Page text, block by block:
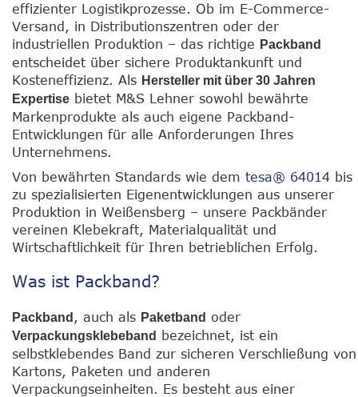
effizienter Logistikprozesse. Ob im E-Commerce-
Versand, in Distributionszentren oder der
industriellen Produktion – das richtige Packband
entscheidet über sichere Produktankunft und
Kosteneffizienz. Als Hersteller mit über 30 Jahren
Expertise bietet M&S Lehner sowohl bewährte
Markenprodukte als auch eigene Packband-
Entwicklungen für alle Anforderungen Ihres
Unternehmens.
Von bewährten Standards wie dem tesa® 64014 bis
zu spezialisierten Eigenentwicklungen aus unserer
Produktion in Weißensberg – unsere Packbänder
vereinen Klebekraft, Materialqualität und
Wirtschaftlichkeit für Ihren betrieblichen Erfolg.
Was ist Packband?
Packband , auch als Paketband oder
Verpackungsklebeband
bezeichnet, ist ein
selbstklebendes Band zur sicheren Verschließung von
Kartons, Paketen und anderen
Verpackungseinheiten. Es besteht aus einer